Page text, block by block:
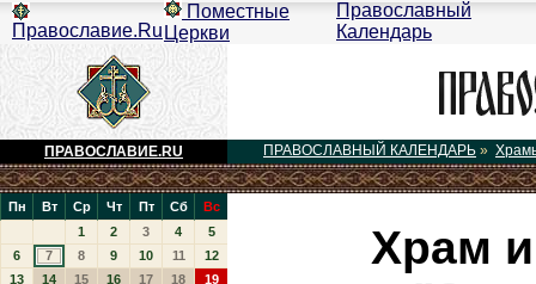
Православие.Ru
Поместные
Церкви
Православный
Календарь
ПРАВОСЛАВИЕ.RU ПРАВОСЛАВНЫЙ КАЛЕНДАРЬ »
Пн Вт Ср Чт Пт Сб
Вс
1
2 3 4
5
6
7 8 9 10 11
12
13
14 15 16 17 18
19
Храм